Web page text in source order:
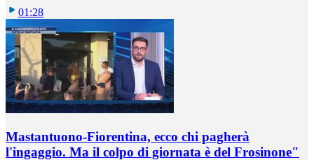
01:28
Mastantuono-Fiorentina, ecco chi pagherà
l'ingaggio. Ma il colpo di giornata è del Frosinone"